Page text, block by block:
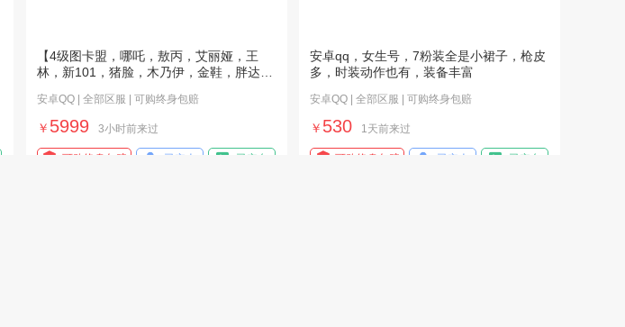
【4级图卡盟，哪吒，敖丙，艾丽娅，王
林，新101，猪脸，木乃伊，金鞋，胖达圆
安卓QQ | 全部区服 | 可购终身包赔
￥ 5999 3小时前来过
可购终身包赔 已实人 已实名
安卓qq，女生号，7粉装全是小裙子，枪皮
多，时装动作也有，装备丰富
安卓QQ | 全部区服 | 可购终身包赔
￥ 530 1天前来过
可购终身包赔 已实人 已实名